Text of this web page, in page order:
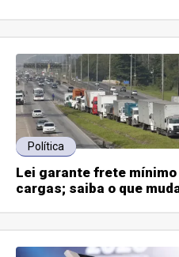
Política
Lei garante frete
cargas; saiba o que